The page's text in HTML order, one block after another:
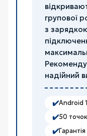
групової
з
надійний
✔️Android
✔️50
✔️